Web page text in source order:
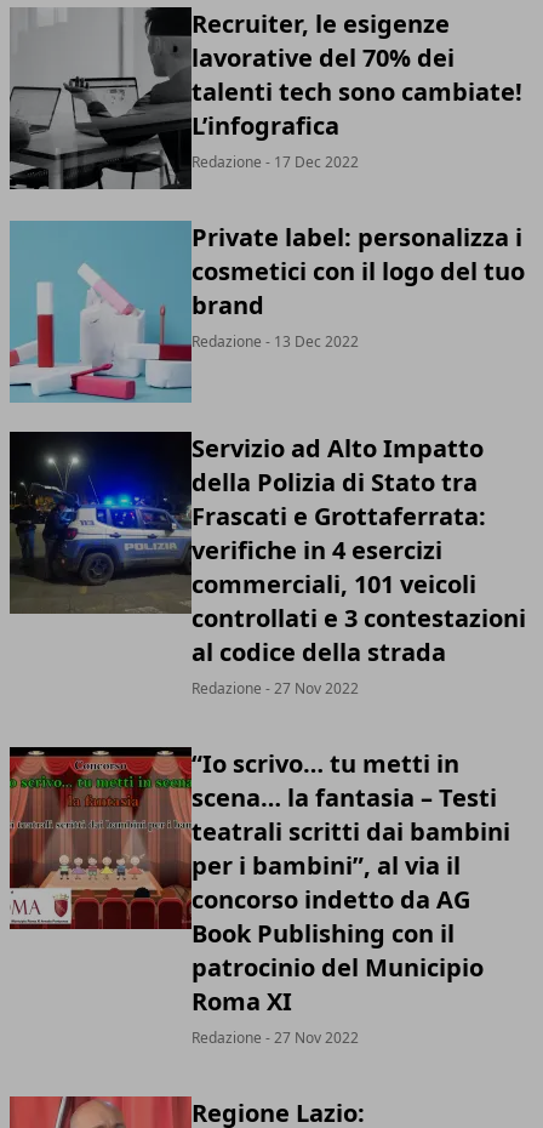
Recruiter, le esigenze
lavorative del 70% dei
talenti tech sono cambiate!
L’infografica
Redazione - 17 Dec 2022
Private label: personalizza i
cosmetici con il logo del tuo
brand
Redazione - 13 Dec 2022
Servizio ad Alto Impatto
della Polizia di Stato tra
Frascati e Grottaferrata:
verifiche in 4 esercizi
commerciali, 101 veicoli
controllati e 3 contestazioni
al codice della strada
Redazione - 27 Nov 2022
“Io scrivo… tu metti in
scena… la fantasia – Testi
teatrali scritti dai bambini
per i bambini”, al via il
concorso indetto da AG
Book Publishing con il
patrocinio del Municipio
Roma XI
Redazione - 27 Nov 2022
Regione Lazio: